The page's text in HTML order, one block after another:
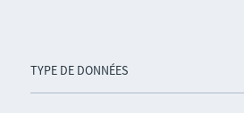
TYPE DE DONNÉES